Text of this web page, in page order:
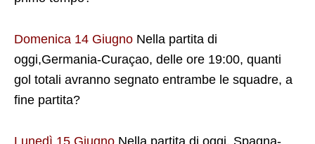
Domenica 14 Giugno Nella partita di
oggi,Germania-Curaçao, delle ore 19:00, quanti
gol totali avranno segnato entrambe le squadre, a
fine partita?